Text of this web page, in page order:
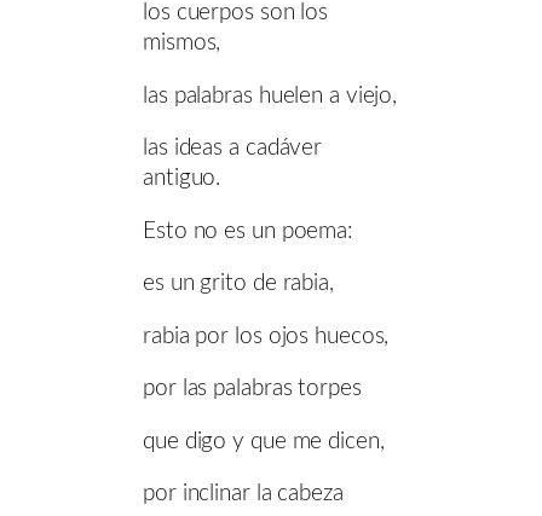
los cuerpos son los
mismos,
las palabras huelen a viejo,
las ideas a cadáver
antiguo.
Esto no es un poema:
es un grito de rabia,
rabia por los ojos huecos,
por las palabras torpes
que digo y que me dicen,
por inclinar la cabeza